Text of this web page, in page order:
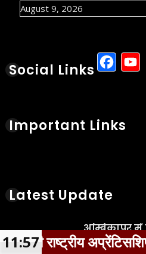
August 9, 2026
Social Links
Important Links
Latest Update
अम्बिकापुर में
राष्ट्रीय
मेले का
11:57